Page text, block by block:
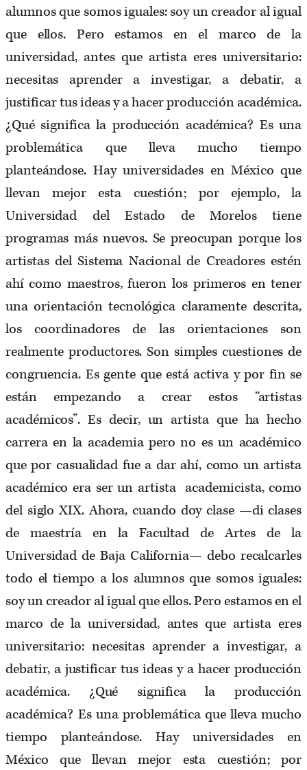
alumnos que somos iguales: soy un creador al igual
que ellos. Pero estamos en el marco de la
universidad, antes que artista eres universitario:
necesitas aprender a investigar, a debatir, a
justificar tus ideas y a hacer producción académica.
¿Qué significa la producción académica? Es una
problemática que lleva mucho tiempo
planteándose. Hay universidades en México que
llevan mejor esta cuestión; por ejemplo, la
Universidad del Estado de Morelos tiene
programas más nuevos. Se preocupan porque los
artistas del Sistema Nacional de Creadores estén
ahí como maestros, fueron los primeros en tener
una orientación tecnológica claramente descrita,
los coordinadores de las orientaciones son
realmente productores. Son simples cuestiones de
congruencia. Es gente que está activa y por fin se
están empezando a crear estos “artistas
académicos”. Es decir, un artista que ha hecho
carrera en la academia pero no es un académico
que por casualidad fue a dar ahí, como un artista
académico era ser un artista academicista, como
del siglo XIX. Ahora, cuando doy clase —di clases
de maestría en la Facultad de Artes de la
Universidad de Baja California— debo recalcarles
todo el tiempo a los alumnos que somos iguales:
soy un creador al igual que ellos. Pero estamos en el
marco de la universidad, antes que artista eres
universitario: necesitas aprender a investigar, a
debatir, a justificar tus ideas y a hacer producción
académica. ¿Qué significa la producción
académica? Es una problemática que lleva mucho
tiempo planteándose. Hay universidades en
México que llevan mejor esta cuestión; por